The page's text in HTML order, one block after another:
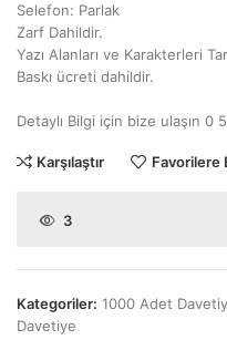
Selefon: Parlak
Zarf Dahildir.
Yazı Alanları ve Karakterleri
Baskı ücreti dahildir.
Detaylı Bilgi için bize ulaşın 0
Karşılaştır Favorilere
3
Kategoriler: 1000 Adet
Davetiye